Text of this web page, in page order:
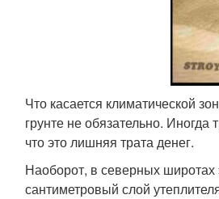
Что касается климатической
грунте не обязательно. Иногда
что это лишняя трата денег.
Наоборот, в северных
сантиметровый слой